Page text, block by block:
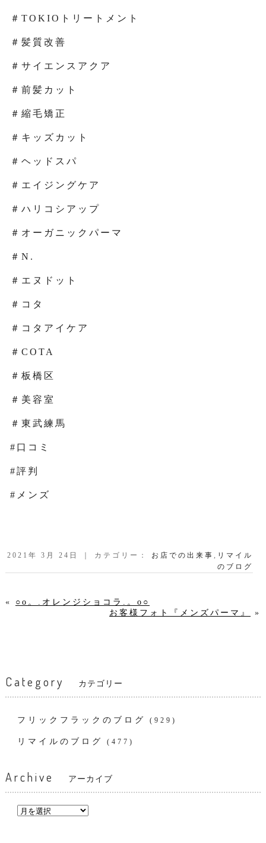
＃TOKIOトリートメント
＃髪質改善
＃サイエンスアクア
＃前髪カット
＃縮毛矯正
＃キッズカット
＃ヘッドスパ
＃エイジングケア
＃ハリコシアップ
＃オーガニックパーマ
＃N.
＃エヌドット
＃コタ
＃コタアイケア
＃COTA
＃板橋区
＃美容室
＃東武練馬
#口コミ
#評判
#メンズ
2021年 3月 24日 ｜ カテゴリー： お店での出来事, リマイル
のブログ
« ○o。.オレンジショコラ.。o○
お客様フォト『メンズパーマ』
»
Category カテゴリー
フリックフラックのブログ (929)
リマイルのブログ (477)
Archive アーカイブ